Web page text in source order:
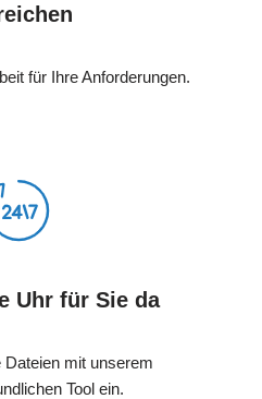
für Ihre Anforderungen.
Uhr für Sie da
Dateien mit unserem
Tool ein.